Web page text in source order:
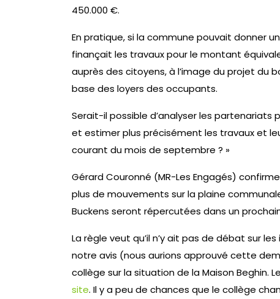
450.000 €.
En pratique, si la commune pouvait donner
finançait les travaux pour le montant
auprès des citoyens, à l’image du projet du
base des loyers des occupants.
Serait-il possible d’analyser les
et estimer plus précisément les travaux et
courant du mois de septembre ? »
Gérard Couronné (MR-Les Engagés)
plus de mouvements sur la plaine
Buckens seront répercutées dans un
La règle veut qu’il n’y ait pas de débat sur
notre avis (nous aurions approuvé cette
collège sur la situation de la Maison Beghin.
site. Il y a peu de chances que le collège